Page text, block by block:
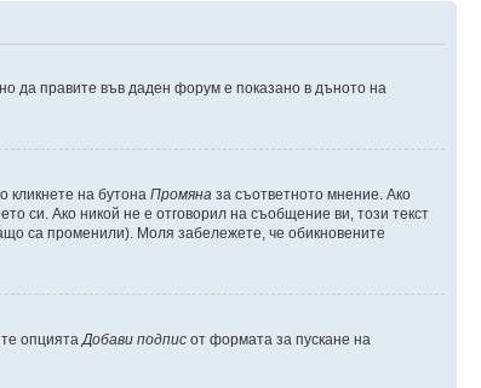
да правите във даден форум е показано в дъното на
кликнете на бутона Промяна за съответното мнение. Ако
си. Ако никой не е отговорил на съобщение ви, този текст
са променили). Моля забележете, че обикновените
опцията Добави подпис от формата за пускане на